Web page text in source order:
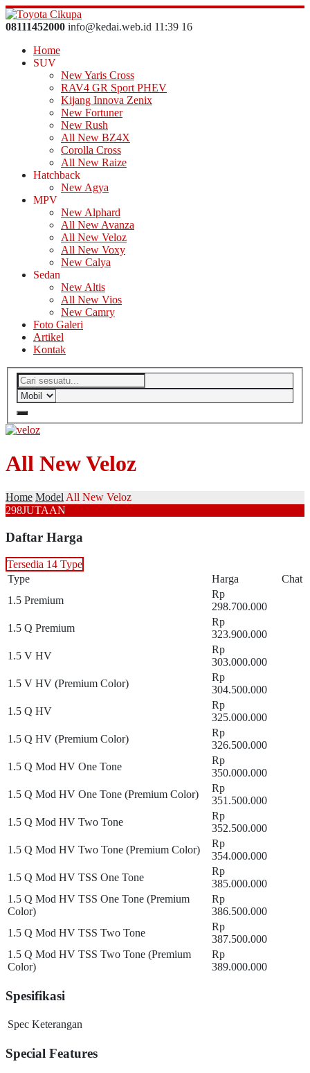
08111452000 info@kedai.web.id 11 :39 17
Home
SUV
New Yaris Cross
RAV4 GR Sport PHEV
Kijang Innova Zenix
New Fortuner
New Rush
All New BZ4X
Corolla Cross
All New Raize
Hatchback
New Agya
MPV
New Alphard
All New Avanza
All New Veloz
All New Voxy
New Calya
Sedan
New Altis
All New Vios
New Camry
Foto Galeri
Artikel
Kontak
All New Veloz
Home ModelAll New Veloz
298JUTAAN
Daftar Harga
Tersedia 14 Type
Type
Harga
Chat
1.5 Premium
Rp
298.700.000
1.5 Q Premium
Rp
323.900.000
1.5 V HV
Rp
303.000.000
1.5 V HV (Premium Color)
Rp
304.500.000
1.5 Q HV
Rp
325.000.000
1.5 Q HV (Premium Color)
Rp
326.500.000
1.5 Q Mod HV One Tone
Rp
350.000.000
1.5 Q Mod HV One Tone (Premium Color)
Rp
351.500.000
1.5 Q Mod HV Two Tone
Rp
352.500.000
1.5 Q Mod HV Two Tone (Premium Color)
Rp
354.000.000
1.5 Q Mod HV TSS One Tone
Rp
385.000.000
1.5 Q Mod HV TSS One Tone (Premium
Color)
Rp
386.500.000
1.5 Q Mod HV TSS Two Tone
Rp
387.500.000
1.5 Q Mod HV TSS Two Tone (Premium
Color)
Rp
389.000.000
Spesifikasi
Spec Keterangan
Special Features